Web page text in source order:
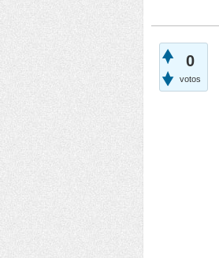
0
votos